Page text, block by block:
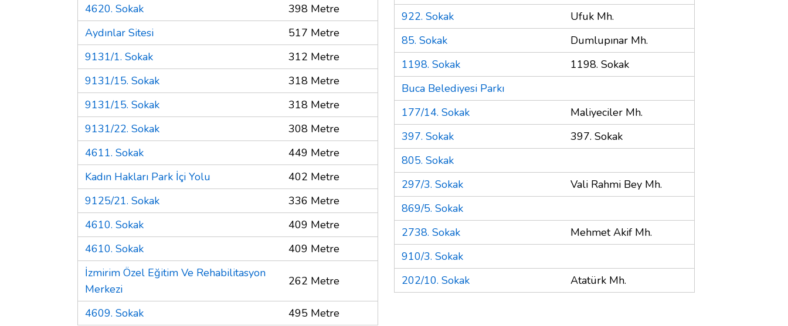
4620. Sokak
398 Metre
Aydınlar Sitesi
517 Metre
9131/1. Sokak
312 Metre
9131/15. Sokak
318 Metre
9131/15. Sokak
318 Metre
9131/22. Sokak
308 Metre
4611. Sokak
449 Metre
Kadın Hakları Park İçi Yolu
402 Metre
9125/21. Sokak
336 Metre
4610. Sokak
409 Metre
4610. Sokak
409 Metre
İzmirim Özel Eğitim Ve Rehabilitasyon
Merkezi
262 Metre
4609. Sokak 495 Metre
922. Sokak
Ufuk Mh.
85. Sokak
Dumlupınar Mh.
1198. Sokak
1198. Sokak
Buca Belediyesi Parkı
177/14. Sokak
Maliyeciler Mh.
397. Sokak
397. Sokak
805. Sokak
297/3. Sokak
Vali Rahmi Bey Mh.
869/5. Sokak
2738. Sokak
Mehmet Akif Mh.
910/3. Sokak
202/10. Sokak
Atatürk Mh.